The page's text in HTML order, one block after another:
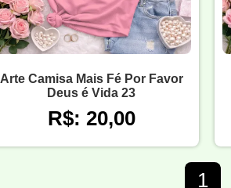
Arte Camisa Mais Fé Por Favor
Deus é Vida 23
R$: 20,00
1